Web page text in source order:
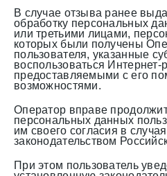
В случае отзыва ранее
обработку персональных
или третьими лицами,
которых были получены
пользователя, указанные
воспользоваться
предоставляемыми с его
возможностями.
Оператор вправе
персональных данных
им своего согласия в
законодательством
При этом пользователь